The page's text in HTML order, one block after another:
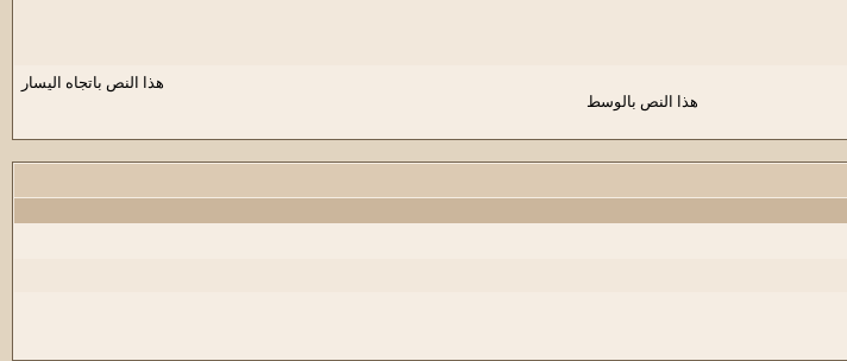
هذا النص باتجاه اليسار
هذا النص بالوسط